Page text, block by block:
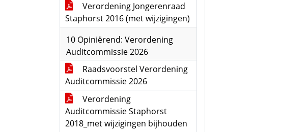
Verordening Jongerenraad
Staphorst 2016 (met wijzigingen)
10 Opiniërend: Verordening
Auditcommissie 2026
Raadsvoorstel Verordening
Auditcommissie 2026
Verordening
Auditcommissie Staphorst
2018_met wijzigingen bijhouden